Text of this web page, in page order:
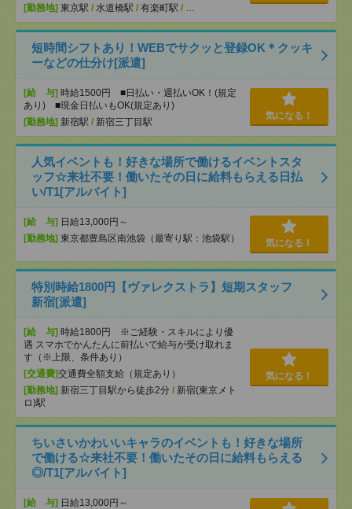
[勤務地] 東京駅 / 水道橋駅 / 有楽町駅 / …
短時間シフトあり！WEBでサクッと登録OK＊クッキ
ーなどの仕分け[派遣]
[給 与] 時給1500円 ■日払い・週払いOK！(規定
あり) ■現金日払いもOK(規定あり)
[勤務地] 新宿駅 / 新宿三丁目駅
気になる！
人気イベントも！好きな場所で働けるイベントスタ
ッフ☆来社不要！働いたその日に給料もらえる日払
い/T1[アルバイト]
[給 与] 日給13,000円～
[勤務地] 東京都豊島区南池袋（最寄り駅：池袋駅） 気になる！
特別時給1800円【ヴァレクストラ】短期スタッフ
新宿[派遣]
[給 与] 時給1800円 ※ご経験・スキルにより優
遇 スマホでかんたんに前払いで給与が受け取れま
す（※上限、条件あり）
[交通費]交通費全額支給（規定あり）
[勤務地] 新宿三丁目駅から徒歩2分 / 新宿(東京メト
ロ)駅
気になる！
ちいさいかわいいキャラのイベントも！好きな場所
で働ける☆来社不要！働いたその日に給料もらえる
◎/T1[アルバイト]
[給 与] 日給13,000円～